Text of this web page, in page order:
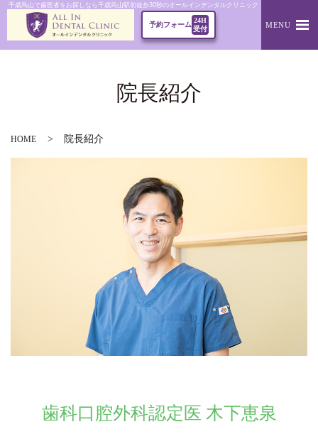
千歳烏山で歯医者をお探しなら千歳烏山駅前徒歩30秒のオールインデンタルクリニック｜院長紹介
予約フォーム
24H
受付
MENU
院長紹介
HOME 院長紹介
歯科口腔外科認定医 木下恵泉